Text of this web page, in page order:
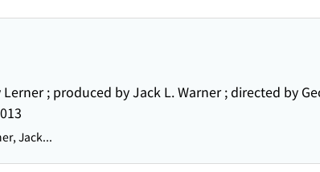
; produced by Jack L. Warner ; directed by
Jack...